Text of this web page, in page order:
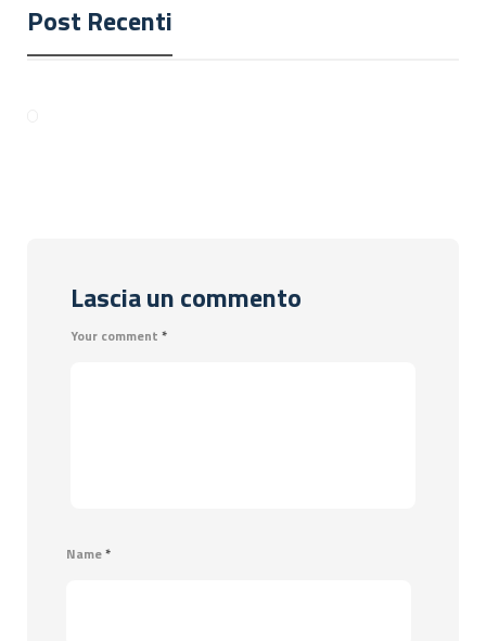
Post Recenti
Lascia un commento
Your comment *
Name*